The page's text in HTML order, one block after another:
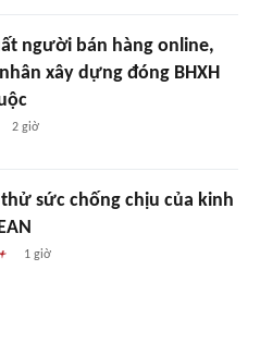
người bán hàng online,
xây dựng đóng BHXH
2 giờ
sức chống chịu của kinh
1 giờ